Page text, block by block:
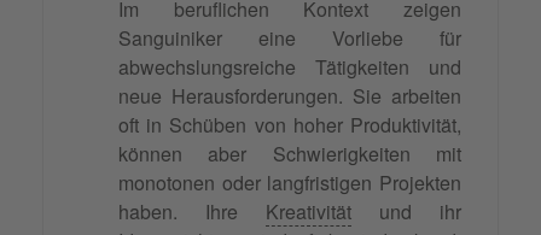
Im beruflichen Kontext zeigen
Sanguiniker eine Vorliebe für
abwechslungsreiche Tätigkeiten und
neue Herausforderungen. Sie arbeiten
oft in Schüben von hoher Produktivität,
können aber Schwierigkeiten mit
monotonen oder langfristigen Projekten
haben. Ihre Kreativität und ihr